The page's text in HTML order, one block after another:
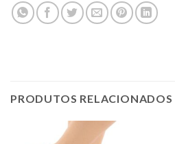
PRODUTOS RELACIONADOS